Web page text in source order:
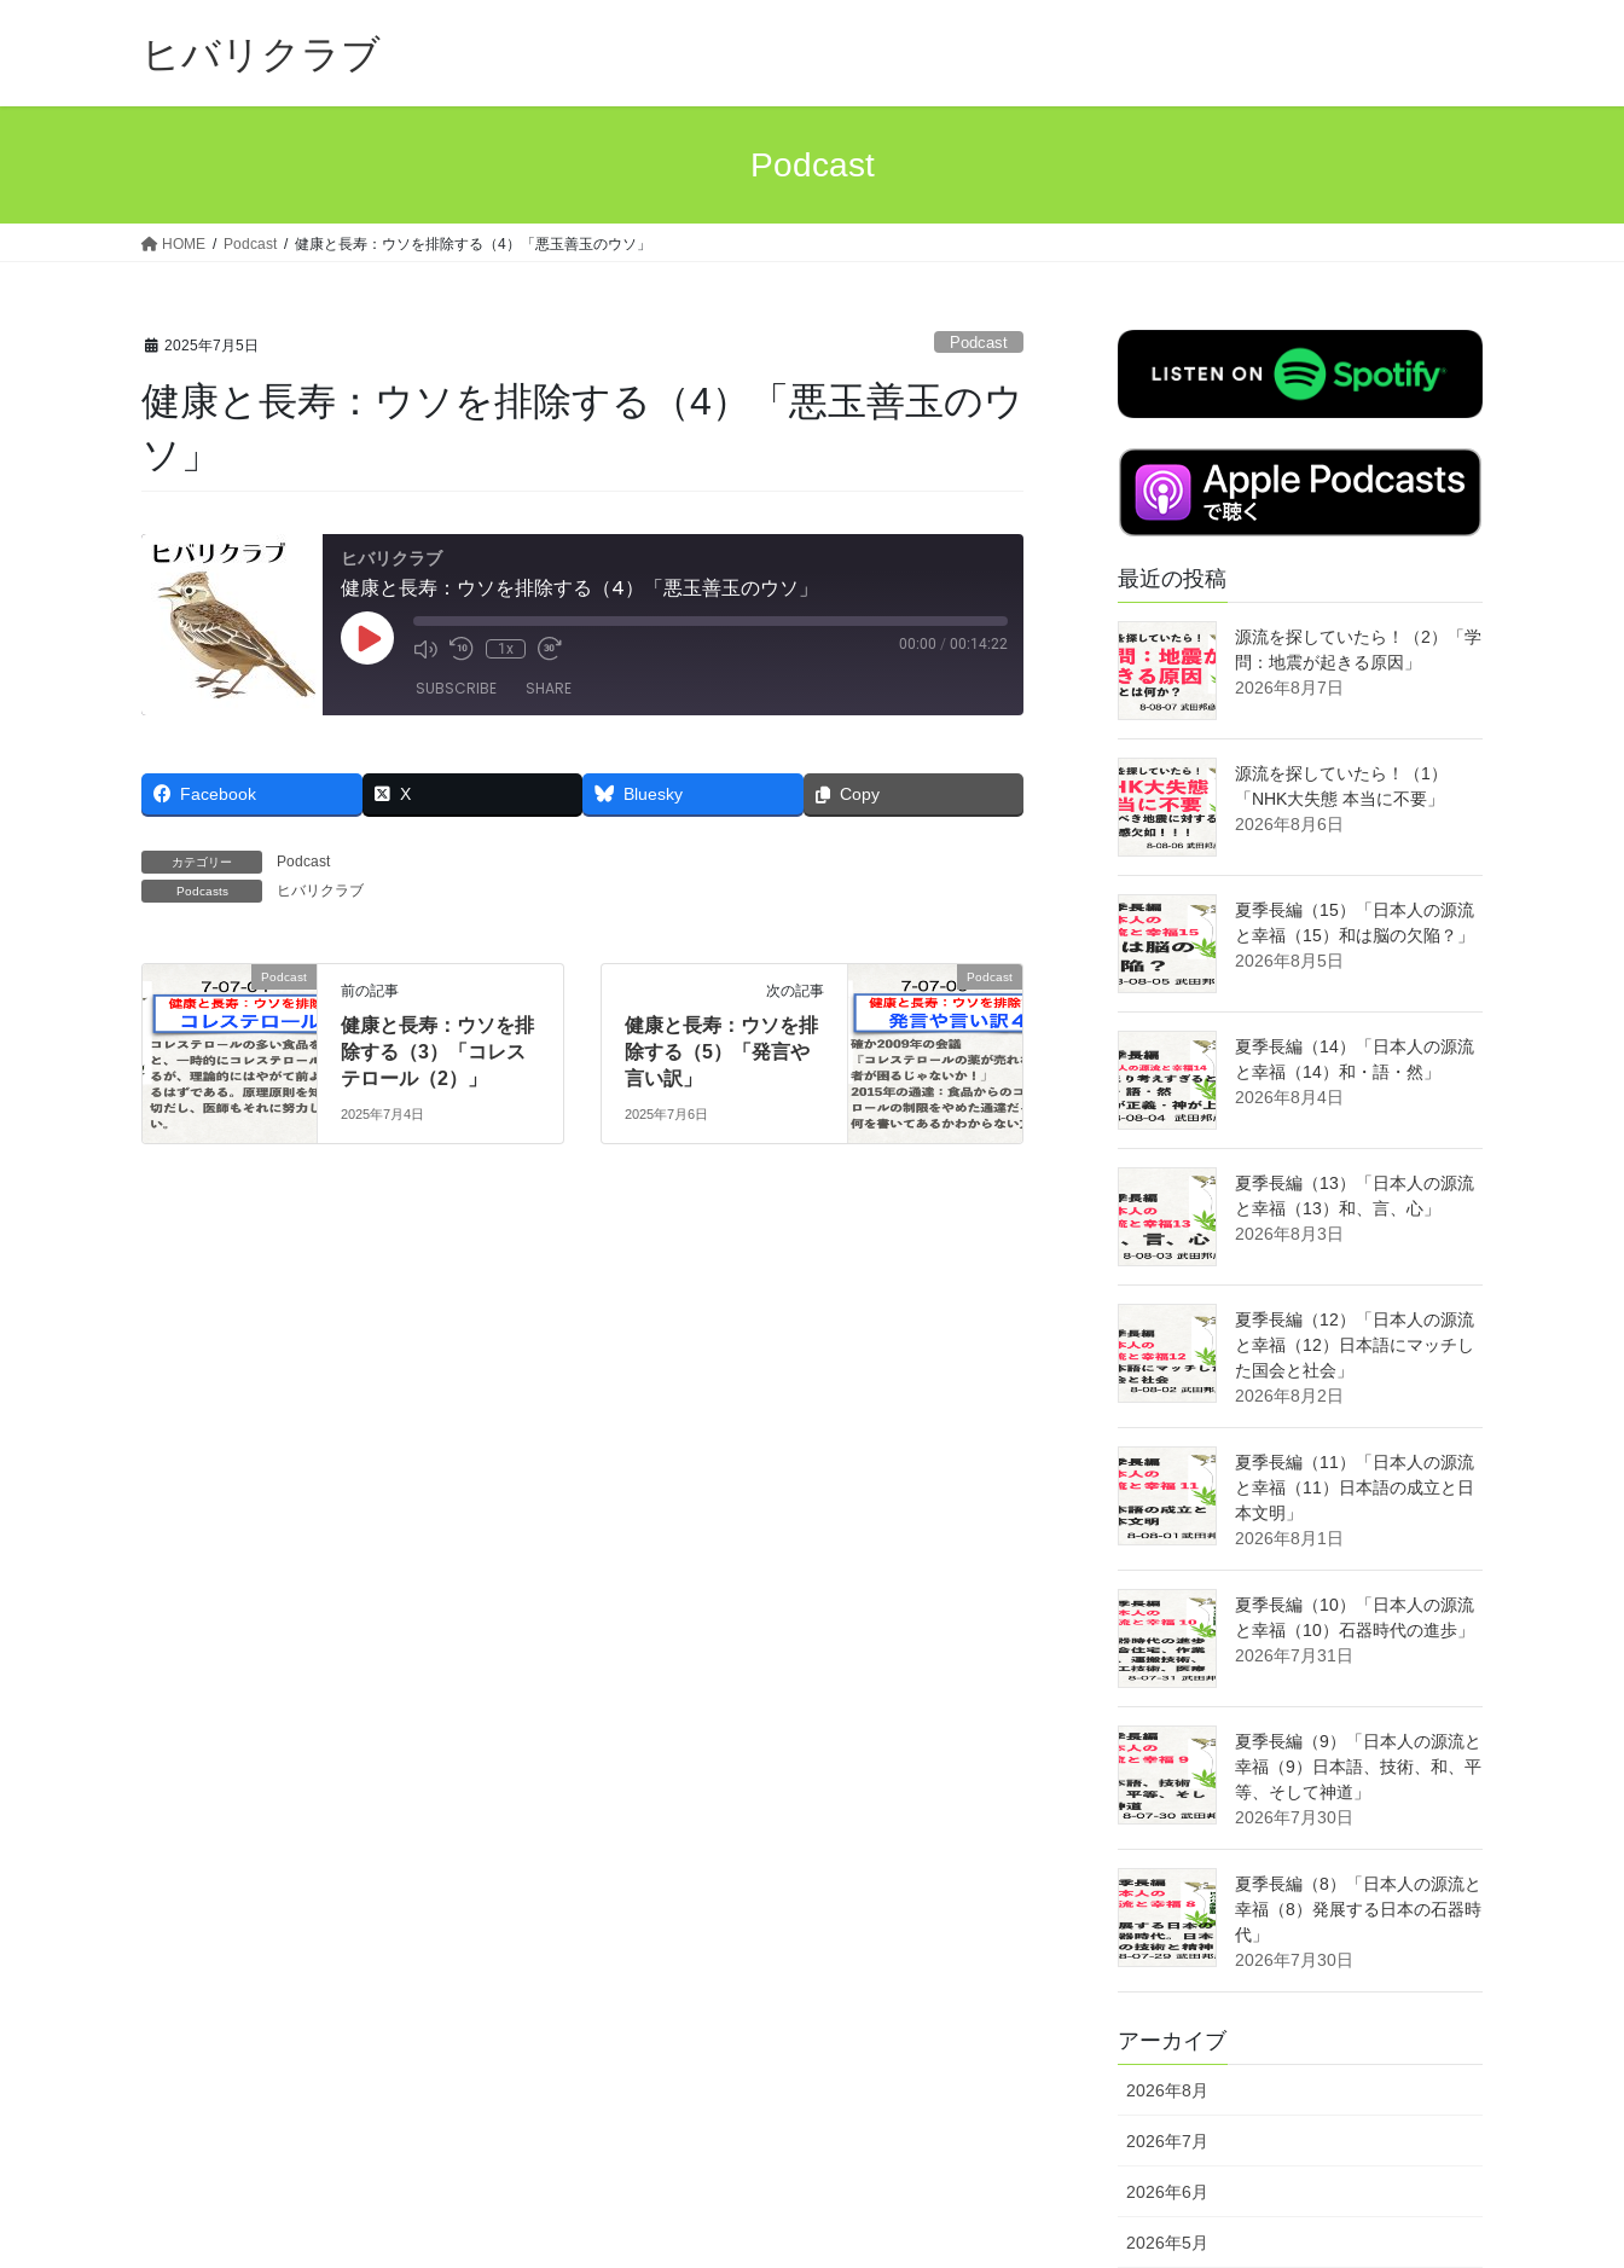
ヒバリクラブ
Podcast
HOME Podcast 健康と長寿：ウソを排除する（4）「悪玉善玉のウソ」
2025年7月5日 Podcast
健康と長寿：ウソを排除する（4）「悪玉善玉のウ
ソ」
ヒバリクラブ
健康と長寿：ウソを排除する（4）「悪玉善玉のウソ」
Play
EpisodeMute/Unmute
Rewind
Seconds
1x
Fast
30
seconds
00:00 / 00:14:22
SUBSCRIBE SHARE
RSS FEED
LINK
EMBED
Facebook X Bluesky Copy
カテゴリー Podcast
Podcasts ヒバリクラブ
Podcast
前の記事
健康と長寿：ウソを排
除する（3）「コレス
テロール（2）」
2025年7月4日
Podcast
次の記事
健康と長寿：ウソを排
除する（5）「発言や
言い訳」
2025年7月6日
最近の投稿
源流を探していたら！（2）「学
問：地震が起きる原因」
2026年8月7日
源流を探していたら！（1）
「NHK大失態 本当に不要」
2026年8月6日
夏季長編（15）「日本人の源流
と幸福（15）和は脳の欠陥？」
2026年8月5日
夏季長編（14）「日本人の源流
と幸福（14）和・語・然」
2026年8月4日
夏季長編（13）「日本人の源流
と幸福（13）和、言、心」
2026年8月3日
夏季長編（12）「日本人の源流
と幸福（12）日本語にマッチし
た国会と社会」
2026年8月2日
夏季長編（11）「日本人の源流
と幸福（11）日本語の成立と日
本文明」
2026年8月1日
夏季長編（10）「日本人の源流
と幸福（10）石器時代の進歩」
2026年7月31日
夏季長編（9）「日本人の源流と
幸福（9）日本語、技術、和、平
等、そして神道」
2026年7月30日
夏季長編（8）「日本人の源流と
幸福（8）発展する日本の石器時
代」
2026年7月30日
アーカイブ
2026年8月
2026年7月
2026年6月
2026年5月